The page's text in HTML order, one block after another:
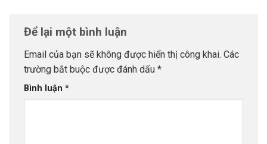
Để lại một bình luận
Email của bạn sẽ không được hiển thị công khai. Các
trường bắt buộc được đánh dấu *
Bình luận *